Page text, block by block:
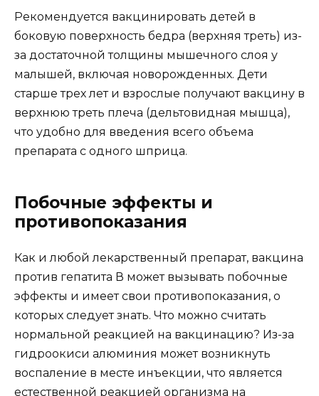
Рекомендуется вакцинировать детей в
боковую поверхность бедра (верхняя треть) из-
за достаточной толщины мышечного слоя у
малышей, включая новорожденных. Дети
старше трех лет и взрослые получают вакцину в
верхнюю треть плеча (дельтовидная мышца),
что удобно для введения всего объема
препарата с одного шприца.
Побочные эффекты и
противопоказания
Как и любой лекарственный препарат, вакцина
против гепатита В может вызывать побочные
эффекты и имеет свои противопоказания, о
которых следует знать. Что можно считать
нормальной реакцией на вакцинацию? Из-за
гидроокиси алюминия может возникнуть
воспаление в месте инъекции, что является
естественной реакцией организма на